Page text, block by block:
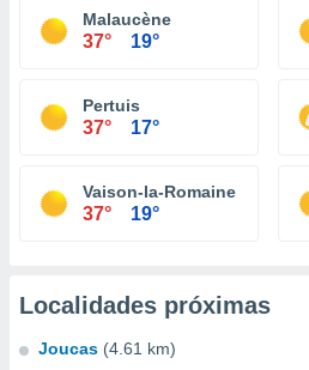
Malaucène
37° 19°
Pertuis
37° 17°
Vaison-la-Romaine
37° 19°
Localidades próximas
Joucas (4.61 km)